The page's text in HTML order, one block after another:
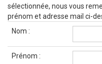
sélectionnée, nous vous
prénom et adresse mail ci-
Nom :
Prénom :